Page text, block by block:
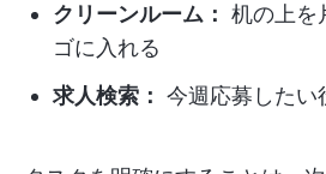
クリーンルーム： 机の上を
ゴに入れる
求人検索： 今週応募したい